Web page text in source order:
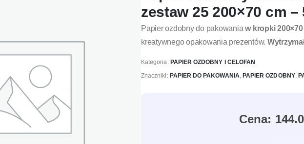
zestaw 25 200×70 cm
Papier ozdobny do pakowaniaw kropki
kreatywnego opakowania prezentów.
Kategoria: PAPIER OZDOBNY I CELOFAN
Znaczniki: PAPIER DO PAKOWANIA PAPIER OZDOBNY,